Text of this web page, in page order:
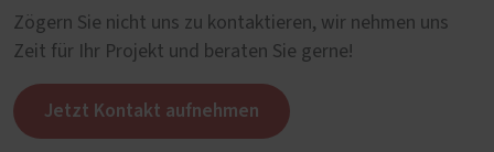
Zögern Sie nicht uns zu kontaktieren, wir nehmen uns
Zeit für Ihr Projekt und beraten Sie gerne!
Jetzt Kontakt aufnehmen